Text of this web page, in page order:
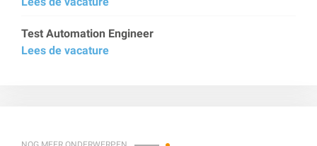
Test Automation Engineer
Lees de vacature